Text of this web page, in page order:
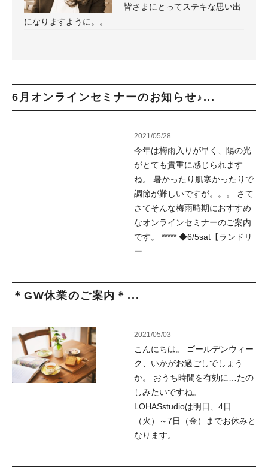
皆さまにとってステキな思い出
になりますように。。
6月オンラインセミナーのお知らせ♪...
2021/05/28
今年は梅雨入りが早く、陽の光
がとても貴重に感じられます
ね。 暑かったり肌寒かったりで
調節が難しいですが。。。 さて
さてそんな梅雨時期におすすめ
なオンラインセミナーのご案内
です。 ***** ◆6/5sat【ランドリ
ー...
＊GW休業のご案内＊...
2021/05/03
こんにちは。 ゴールデンウィー
ク、いかがお過ごしでしょう
か。 おうち時間を有効に…たの
しみたいですね。
LOHASstudioは明日、4日
（火）～7日（金）までお休みと
なります。 ...